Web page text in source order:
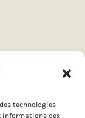
technologies
informations des